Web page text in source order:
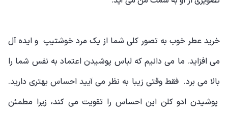
خرید عطر خوب به تصور کلی شما از یک مرد خوشتیپ و ایده آل
می افزاید. ما می دانیم که لباس پوشیدن اعتماد به نفس شما را
بالا می برد. فقط وقتی زیبا به نظر می آیید احساس بهتری دارید.
پوشیدن ادو کلن این احساس را تقویت می کند، زیرا مطمئن